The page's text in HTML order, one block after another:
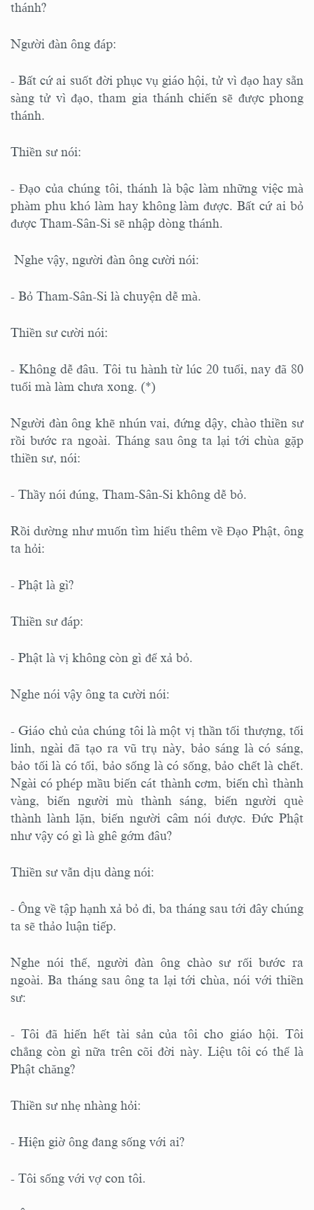
thánh?
Người đàn ông đáp:
- Bất cứ ai suốt đời phục vụ giáo hội, tử vì đạo hay sẵn
sàng tử vì đạo, tham gia thánh chiến sẽ được phong
thánh.
Thiền sư nói:
- Đạo của chúng tôi, thánh là bậc làm những việc mà
phàm phu khó làm hay không làm được. Bất cứ ai bỏ
được Tham-Sân-Si sẽ nhập dòng thánh.
Nghe vậy, người đàn ông cười nói:
- Bỏ Tham-Sân-Si là chuyện dễ mà.
Thiền sư cười nói:
- Không dễ đâu. Tôi tu hành từ lúc 20 tuổi, nay đã 80
tuổi mà làm chưa xong. (*)
Người đàn ông khẽ nhún vai, đứng dậy, chào thiền sư
rồi bước ra ngoài. Tháng sau ông ta lại tới chùa gặp
thiền sư, nói:
- Thầy nói đúng, Tham-Sân-Si không dễ bỏ.
Rồi dường như muốn tìm hiểu thêm về Đạo Phật, ông
ta hỏi:
- Phật là gì?
Thiền sư đáp:
- Phật là vị không còn gì để xả bỏ.
Nghe nói vậy ông ta cười nói:
- Giáo chủ của chúng tôi là một vị thần tối thượng, tối
linh, ngài đã tạo ra vũ trụ này, bảo sáng là có sáng,
bảo tối là có tối, bảo sống là có sống, bảo chết là chết.
Ngài có phép mầu biến cát thành cơm, biến chì thành
vàng, biến người mù thành sáng, biến người què
thành lành lặn, biến người câm nói được. Đức Phật
như vậy có gì là ghê gớm đâu?
Thiền sư vẫn dịu dàng nói:
- Ông về tập hạnh xả bỏ đi, ba tháng sau tới đây chúng
ta sẽ thảo luận tiếp.
Nghe nói thế, người đàn ông chào sư rối bước ra
ngoài. Ba tháng sau ông ta lại tới chùa, nói với thiền
sư:
- Tôi đã hiến hết tài sản của tôi cho giáo hội. Tôi
chẳng còn gì nữa trên cõi đời này. Liệu tôi có thể là
Phật chăng?
Thiền sư nhẹ nhàng hỏi:
- Hiện giờ ông đang sống với ai?
- Tôi sống với vợ con tôi.